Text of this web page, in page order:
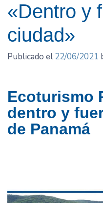
«Dentro y
ciudad»
Publicado el22/06/2021
Ecoturismo
dentro y
de Panamá